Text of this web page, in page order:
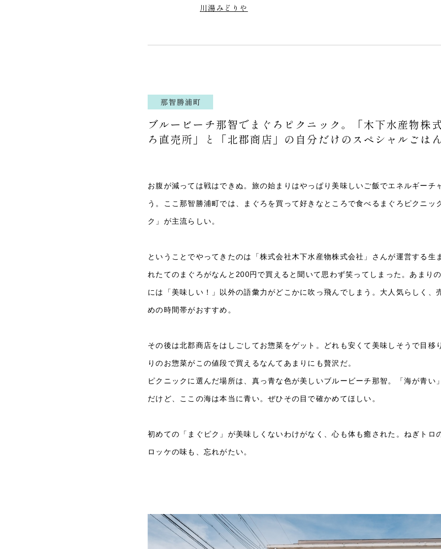
川湯みどりや
ブルービーチ那智でまぐろピクニック。「木下水産物株
ろ直売所」と「北郡商店」の自分だけのスペシャルごはん
お腹が減っては戦はできぬ。旅の始まりはやっぱり美味しいご飯でエネルギーチ
う。ここ那智勝浦町では、まぐろを買って好きなところで食べるまぐろピクニッ
ク」が主流らしい。
ということでやってきたのは「株式会社木下水産物株式会社」さんが運営する生
れたてのまぐろがなんと200円で買えると聞いて思わず笑ってしまった。あまり
には「美味しい！」以外の語彙力がどこかに吹っ飛んでしまう。大人気らしく、
めの時間帯がおすすめ。
その後は北郡商店をはしごしてお惣菜をゲット。どれも安くて美味しそうで目移
りのお惣菜がこの値段で買えるなんてあまりにも贅沢だ。
ピクニックに選んだ場所は、真っ青な色が美しいブルービーチ那智。「海が青い
だけど、ここの海は本当に青い。ぜひその目で確かめてほしい。
初めての「まぐピク」が美味しくないわけがなく、心も体も癒された。ねぎトロ
ロッケの味も、忘れがたい。